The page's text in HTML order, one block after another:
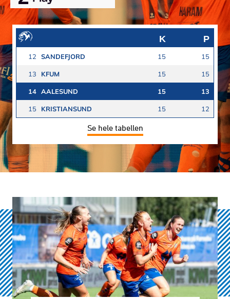
K P
12 SANDEFJORD 15 15
13 KFUM 15 15
14 AALESUND 15 13
15 KRISTIANSUND 15 12
Se hele tabellen